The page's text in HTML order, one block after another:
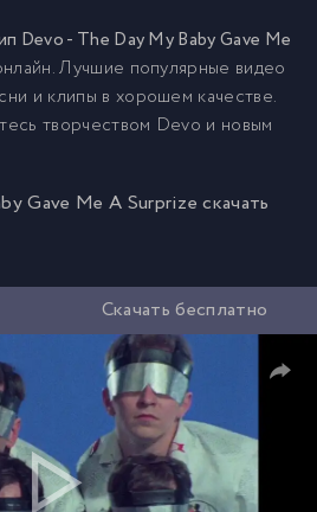
Devo - The Day My Baby Gave Me
Лучшие популярные видео
и клипы в хорошем качестве.
творчеством Devo и новым
Gave Me A Surprize скачать
Скачать бесплатно